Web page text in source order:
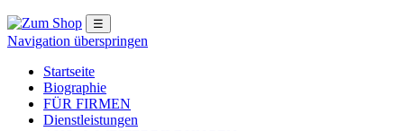
☰
Navigation überspringen
Startseite
Biographie
FÜR FIRMEN
Dienstleistungen